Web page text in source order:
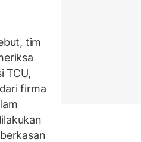
tim
TCU,
firma